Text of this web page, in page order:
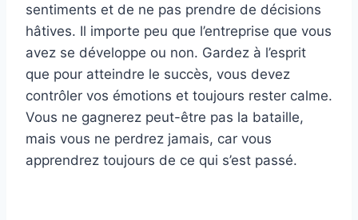
sentiments et de ne pas prendre de décisions
hâtives. Il importe peu que l’entreprise que vous
avez se développe ou non. Gardez à l’esprit
que pour atteindre le succès, vous devez
contrôler vos émotions et toujours rester calme.
Vous ne gagnerez peut-être pas la bataille,
mais vous ne perdrez jamais, car vous
apprendrez toujours de ce qui s’est passé.